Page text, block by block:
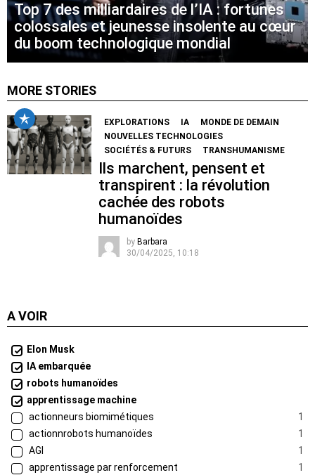
Top 7 des milliardaires de l’IA : fortunes
colossales et jeunesse insolente au cœur
du boom technologique mondial
MORE STORIES
EXPLORATIONS IA
MONDE DE DEMAIN
NOUVELLES TECHNOLOGIES
SOCIÉTÉS & FUTURS
TRANSHUMANISME
Ils marchent, pensent et
transpirent : la révolution
cachée des robots
humanoïdes
by Barbara
30/04/2025, 10:18
A VOIR
Elon Musk
IA embarquée
robots humanoïdes
apprentissage machine
actionneurs biomimétiques
1
actionnrobots humanoïdes
1
AGI
1
apprentissage par renforcement
1